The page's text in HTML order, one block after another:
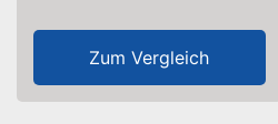
Zum Vergleich